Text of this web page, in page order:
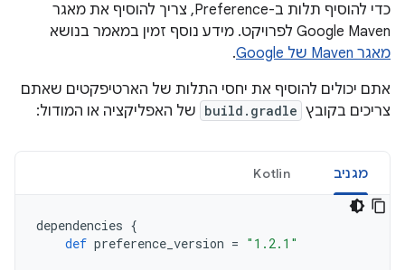
כדי להוסיף תלות ב-Preference, צריך להוסיף את מאגר
Google Maven לפרויקט. מידע נוסף זמין במאמר בנושא
מאגר Maven של Google
.
אתם יכולים להוסיף את יחסי התלות של הארטיפקטים שאתם
צריכים בקובץ build.gradle של האפליקציה או המודול:
מגניב Kotlin
dependencies {
def preference_version = "1.2.1"